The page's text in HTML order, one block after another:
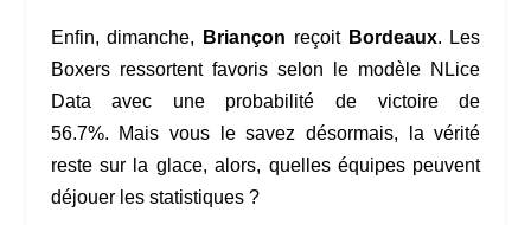
Enfin, dimanche, Briançon reçoit Bordeaux. Les
Boxers ressortent favoris selon le modèle NLice
Data avec une probabilité de victoire de
56.7%. Mais vous le savez désormais, la vérité
reste sur la glace, alors, quelles équipes peuvent
déjouer les statistiques ?